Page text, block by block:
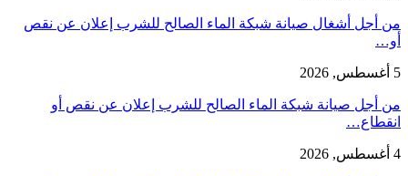
من أجل أشغال صيانة شبكة الماء الصالح للشرب إعلان عن نقص
أو…
5 أغسطس, 2026
من أجل صيانة شبكة الماء الصالح للشرب إعلان عن نقص أو
انقطاع…
4 أغسطس, 2026